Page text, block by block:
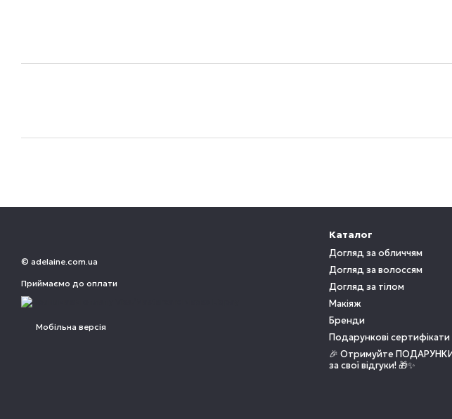
© adelaine.com.ua
Приймаємо до оплати
Мобільна версія
Каталог
Догляд за обличчям
Догляд за волоссям
Догляд за тілом
Макіяж
Бренди
Подарункові сертифікати
🎉 Отримуйте
за свої відгуки! 🎁✨